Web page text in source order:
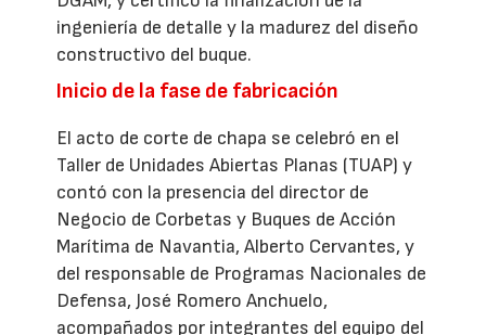
ingeniería de detalle y la madurez del diseño
constructivo del buque.
Inicio de la fase de fabricación
El acto de corte de chapa se celebró en el
Taller de Unidades Abiertas Planas (TUAP) y
contó con la presencia del director de
Negocio de Corbetas y Buques de Acción
Marítima de Navantia, Alberto Cervantes, y
del responsable de Programas Nacionales de
Defensa, José Romero Anchuelo,
acompañados por integrantes del equipo del